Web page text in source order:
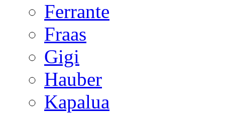
Ferrante
Fraas
Gigi
Hauber
Kapalua